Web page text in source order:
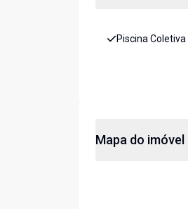
Piscina Coletiva
Mapa do imóvel